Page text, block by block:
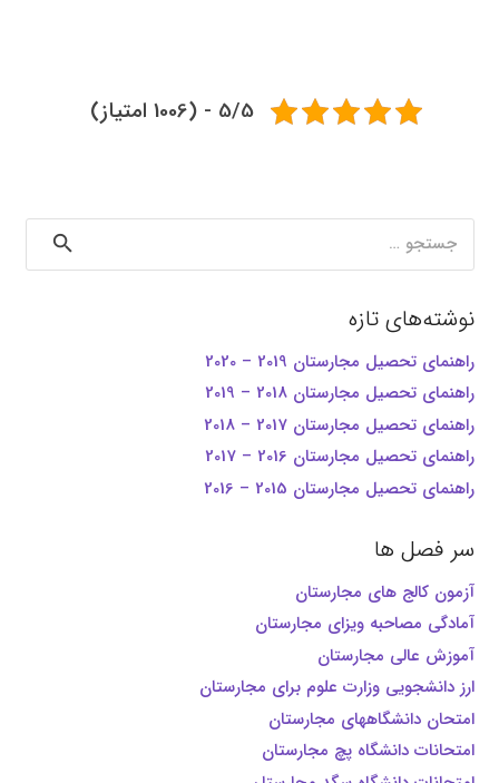
5/5 - (1006 امتیاز)
جستجو
برای:
نوشته‌های تازه
راهنمای تحصیل مجارستان 2019 – 2020
راهنمای تحصیل مجارستان 2018 – 2019
راهنمای تحصیل مجارستان 2017 – 2018
راهنمای تحصیل مجارستان 2016 – 2017
راهنمای تحصیل مجارستان 2015 – 2016
سر فصل ها
آزمون کالج های مجارستان
آمادگی مصاحبه ویزای مجارستان
آموزش عالی مجارستان
ارز دانشجویی وزارت علوم برای مجارستان
امتحان دانشگاههای مجارستان
امتحانات دانشگاه پچ مجارستان